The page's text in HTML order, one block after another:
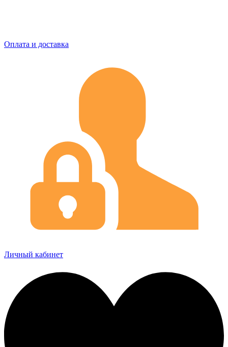
Оплата и доставка
Личный кабинет